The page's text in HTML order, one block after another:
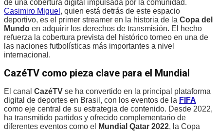
de una cobertura digital impulsada por la comunidad.
Casimiro Miguel , quien está detrás de este espacio
deportivo, es el primer streamer en la historia de la Copa del
Mundo en adquirir los derechos de transmisión. El hecho
refuerza la cobertura prevista del histórico torneo en una de
las naciones futbolísticas más importantes a nivel
internacional.
CazéTV como pieza clave para el Mundial
El canal CazéTV se ha convertido en la principal plataforma
digital de deportes en Brasil, con los eventos de la FIFA
como eje central de su estrategia de contenido. Desde 2022,
ha transmitido partidos y ofrecido complementario de
diferentes eventos como el
Mundial Qatar 2022, la Copa